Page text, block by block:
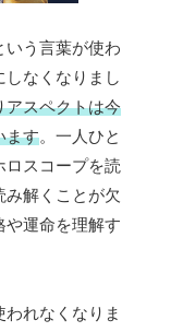
いう言葉が使わ
なくなりまし
アスペクトは今
ます。一人ひと
ロスコープを読
解くことが欠
や運命を理解す
れなくなりま